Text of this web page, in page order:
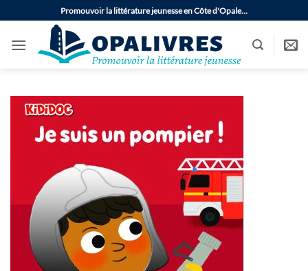
au
contenu
Promouvoir la littérature jeunesse en Côte d'Opale…